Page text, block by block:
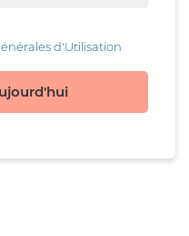
d'Utilisation